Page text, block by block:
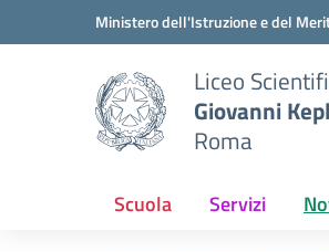
Vai ai contenuti
Vai al menu di navigazioneMinistero dell'Istruzione e del
Liceo
Giovanni
Roma
Scuola Servizi